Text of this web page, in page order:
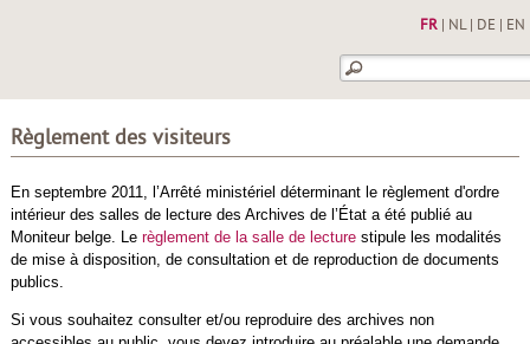
FR| NL| DE EN
Règlement des visiteurs
En septembre 2011, l’Arrêté ministériel déterminant le règlement d'ordre
intérieur des salles de lecture des Archives de l’État a été publié au
Moniteur belge. Le règlement de la salle de lecturestipule les modalités
de mise à disposition, de consultation et de reproduction de documents
publics.
Si vous souhaitez consulter et/ou reproduire des archives non